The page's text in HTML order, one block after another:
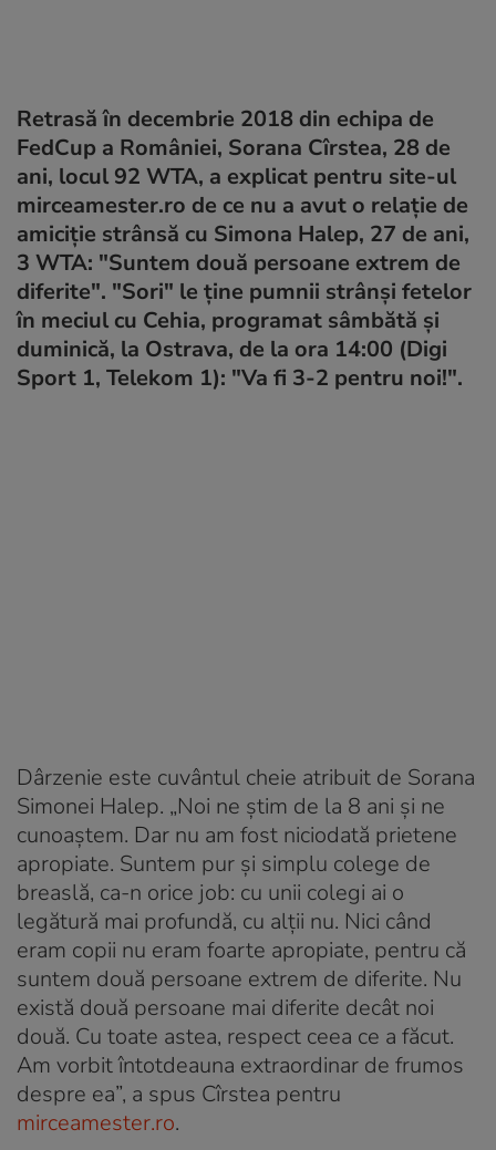
Retrasă în decembrie 2018 din echipa de
FedCup a României, Sorana Cîrstea, 28 de
ani, locul 92 WTA, a explicat pentru site-ul
mirceamester.ro de ce nu a avut o relație de
amiciție strânsă cu Simona Halep, 27 de ani,
3 WTA: "Suntem două persoane extrem de
diferite". "Sori" le ține pumnii strânși fetelor
în meciul cu Cehia, programat sâmbătă și
duminică, la Ostrava, de la ora 14:00 (Digi
Sport 1, Telekom 1): "Va fi 3-2 pentru noi!".
Dârzenie este cuvântul cheie atribuit de Sorana
Simonei Halep. „Noi ne știm de la 8 ani și ne
cunoaștem. Dar nu am fost niciodată prietene
apropiate. Suntem pur și simplu colege de
breaslă, ca-n orice job: cu unii colegi ai o
legătură mai profundă, cu alții nu. Nici când
eram copii nu eram foarte apropiate, pentru că
suntem două persoane extrem de diferite. Nu
există două persoane mai diferite decât noi
două. Cu toate astea, respect ceea ce a făcut.
Am vorbit întotdeauna extraordinar de frumos
despre ea”, a spus Cîrstea pentru
mirceamester.ro.